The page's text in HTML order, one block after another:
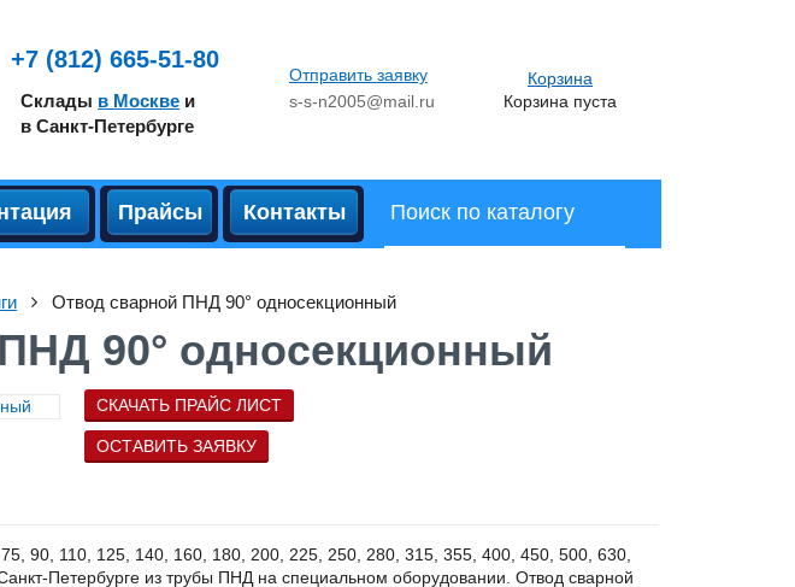
+7 (812) 665-51-80
Склады в Москве и
в Санкт-Петербурге
Отправить заявку
s-s-n2005@mail.ru
Корзина
Корзина пуста
Прайсы Контакты
Отвод сварной ПНД 90° односекционный
90° односекционный
СКАЧАТЬ ПРАЙС ЛИСТ
ОСТАВИТЬ ЗАЯВКУ
90, 110, 125, 140, 160, 180, 200, 225, 250, 280, 315, 355, 400, 450, 500, 630,
Петербурге из трубы ПНД на специальном оборудовании. Отвод сварной